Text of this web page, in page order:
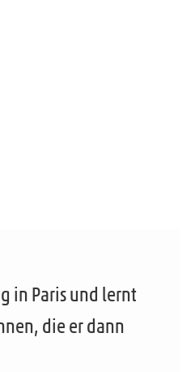
in Paris und lernt
die er dann